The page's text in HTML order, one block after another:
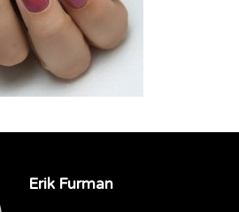
Erik Furman